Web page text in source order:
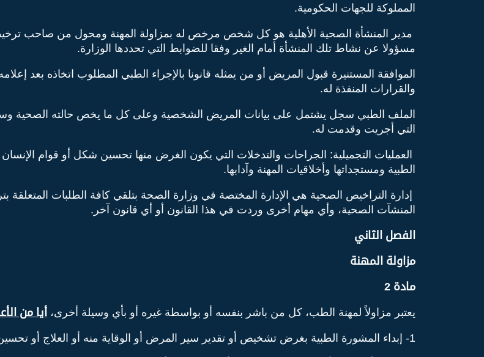
المملوكة للجهات الحكومية.
مدير المنشأة الصحية الأهلية هو كل شخص مرخص له بمزاولة المهنة ومحول من صاحب ترخيص
مسؤولا عن نشاط تلك المنشأة أمام الغير وفقا للضوابط التي تحددها الوزارة.
الموافقة المستنيرة قبول المريض أو من يمثله قانونا بالإجراء الطبي المطلوب اتخاذه بعد
والقرارات المنفذة له.
الملف الطبي سجل يشتمل على بيانات المريض الشخصية وعلى كل ما يخص حالته الصحية
التي أجريت وقدمت له.
العمليات التجميلية: الجراحات والتدخلات التي يكون الغرض منها تحسين شكل أو قوام
الطبية ومستجداتها وأخلاقيات المهنة وآدابها.
إدارة التراخيص الصحية هي الإدارة المختصة في وزارة الصحة بتلقي كافة الطلبات المتعلقة
المنشآت الصحية، وأي مهام أخرى وردت في هذا القانون أو أي قانون آخر.
الفصل الثاني
مزاولة المهنة
مادة 2
يعتبر مزاولاً لمهنة الطب، كل من باشر بنفسه أو بواسطة غيره أو بأي وسيلة أخرى، أيا من
1- إبداء المشورة الطبية بغرض تشخيص أو تقدير سير المرض أو الوقاية منه أو العلاج أو تحسين صحة الإنسان